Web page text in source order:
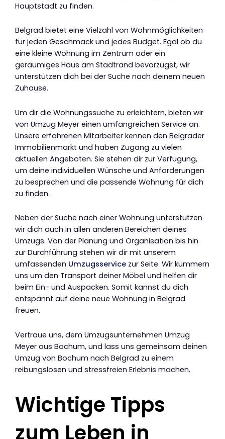
Hauptstadt zu finden.
Belgrad bietet eine Vielzahl von Wohnmöglichkeiten
für jeden Geschmack und jedes Budget. Egal ob du
eine kleine Wohnung im Zentrum oder ein
geräumiges Haus am Stadtrand bevorzugst, wir
unterstützen dich bei der Suche nach deinem neuen
Zuhause.
Um dir die Wohnungssuche zu erleichtern, bieten wir
von Umzug Meyer einen umfangreichen Service an.
Unsere erfahrenen Mitarbeiter kennen den Belgrader
Immobilienmarkt und haben Zugang zu vielen
aktuellen Angeboten. Sie stehen dir zur Verfügung,
um deine individuellen Wünsche und Anforderungen
zu besprechen und die passende Wohnung für dich
zu finden.
Neben der Suche nach einer Wohnung unterstützen
wir dich auch in allen anderen Bereichen deines
Umzugs. Von der Planung und Organisation bis hin
zur Durchführung stehen wir dir mit unserem
umfassenden Umzugsservice zur Seite. Wir kümmern
uns um den Transport deiner Möbel und helfen dir
beim Ein- und Auspacken. Somit kannst du dich
entspannt auf deine neue Wohnung in Belgrad
freuen.
Vertraue uns, dem Umzugsunternehmen Umzug
Meyer aus Bochum, und lass uns gemeinsam deinen
Umzug von Bochum nach Belgrad zu einem
reibungslosen und stressfreien Erlebnis machen.
Wichtige Tipps
zum Leben in